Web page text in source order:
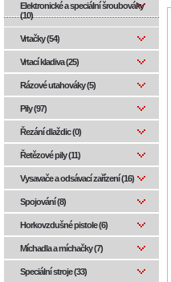
Elektronické a speciální šroubováky
(10)
Vrtačky (54)
Vrtací kladiva (25)
Rázové utahováky (5)
Pily (97)
Řezání dlaždic (0)
Řetězové pily (11)
Vysavače a odsávací zařízení (16)
Spojování (8)
Horkovzdušné pistole (6)
Míchadla a míchačky (7)
Speciální stroje (33)